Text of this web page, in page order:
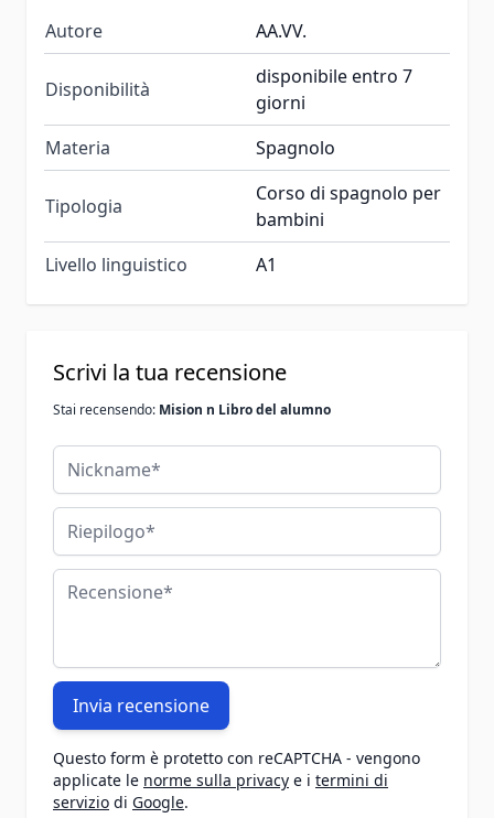
Autore AA.VV.
Disponibilità
disponibile entro 7
giorni
Materia
Spagnolo
Tipologia
Corso di spagnolo per
bambini
Livello linguistico
A1
Scrivi la tua recensione
Stai recensendo: Mision n Libro del alumno
Nickname
Riepilogo
Recensione
Invia recensione
Questo form è protetto con reCAPTCHA - vengono
applicate le norme sulla privacy e i termini di
servizio di Google.